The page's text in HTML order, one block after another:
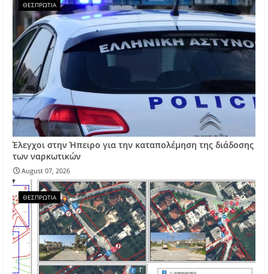
ΘΕΣΠΡΩΤΙΑ
Έλεγχοι στην Ήπειρο για την καταπολέμηση της διάδοσης
των ναρκωτικών
August 07, 2026
ΘΕΣΠΡΩΤΙΑ